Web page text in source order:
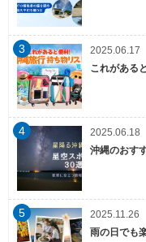
3
2025.06.17
これがある
4
2025.06.18
沖縄のおす
5
2025.11.26
雨の日でも